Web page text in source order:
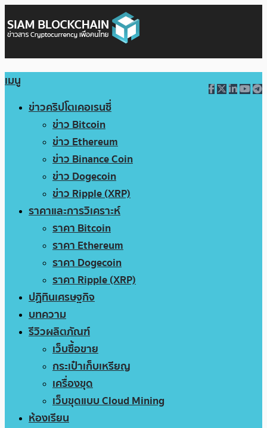
เมนู
ข่าวคริปโตเคอเรนซี่
ข่าว Bitcoin
ข่าว Ethereum
ข่าว Binance Coin
ข่าว Dogecoin
ข่าว Ripple (XRP)
ราคาและการวิเคราะห์
ราคา Bitcoin
ราคา Ethereum
ราคา Dogecoin
ราคา Ripple (XRP)
ปฏิทินเศรษฐกิจ
บทความ
รีวิวผลิตภัณฑ์
เว็บซื้อขาย
กระเป๋าเก็บเหรียญ
เครื่องขุด
เว็บขุดแบบ Cloud Mining
ห้องเรียน